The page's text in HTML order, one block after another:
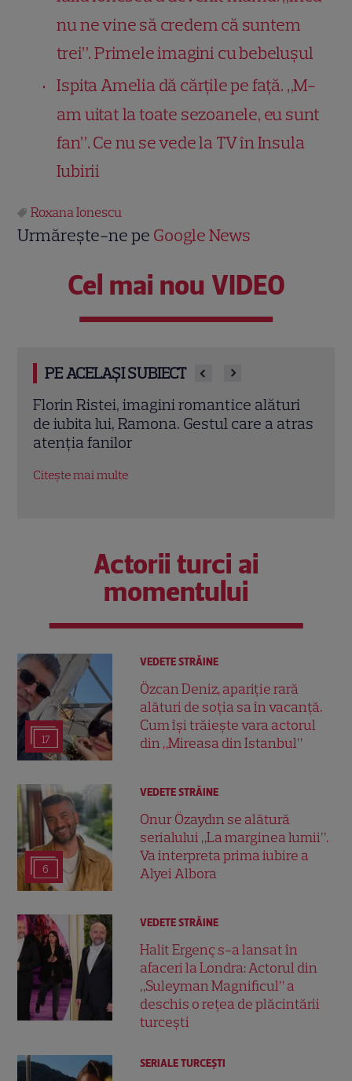
nu ne vine să credem că suntem
trei”. Primele imagini cu bebelușul
Ispita Amelia dă cărțile pe față. „M-
am uitat la toate sezoanele, eu sunt
fan”. Ce nu se vede la TV în Insula
Iubirii
Roxana Ionescu
Urmărește-ne pe Google News
Cel mai nou VIDEO
PE ACELAȘI SUBIECT
Andreea Marinescu, fotografie rară
alături de soțul ei. Prezentatoarea Știrilor
Pro TV a sărbătorit 9 ani de căsnicie
Citește mai multe
Actorii turci ai
momentului
17
VEDETE STRĂINE
Özcan Deniz, apariție rară
alături de soția sa în vacanță.
Cum își trăiește vara actorul
din „Mireasa din Istanbul”
6
VEDETE STRĂINE
Onur Özaydın se alătură
serialului „La marginea lumii”.
Va interpreta prima iubire a
Alyei Albora
VEDETE STRĂINE
Halit Ergenç s-a lansat în
afaceri la Londra: Actorul din
„Suleyman Magnificul” a
deschis o rețea de plăcintării
turcești
SERIALE TURCEŞTI